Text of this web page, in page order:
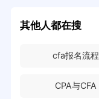
其他人都在搜
cfa报名流程
CPA与CFA